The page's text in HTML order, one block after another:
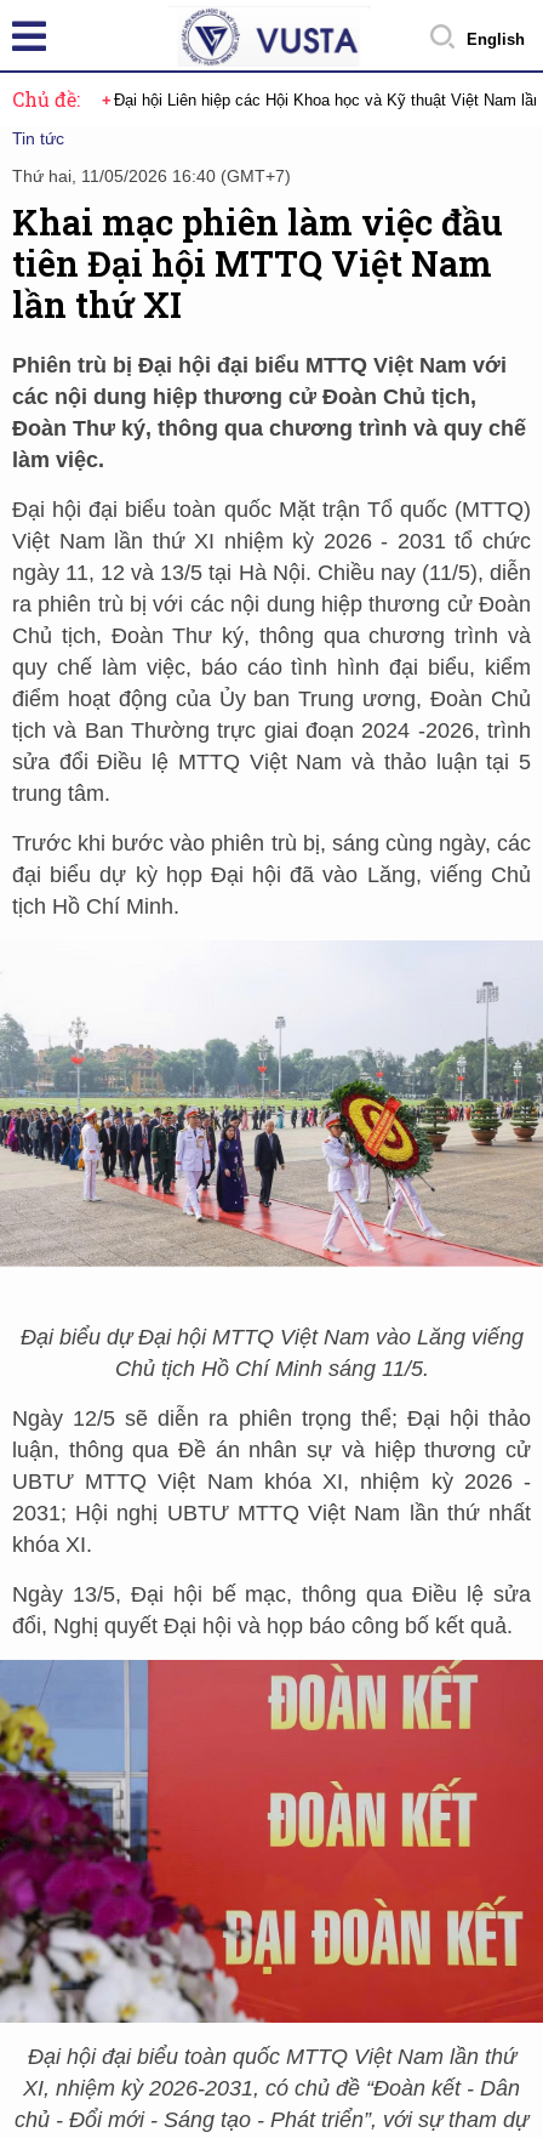
English
Chủ đề: Đại hội Liên hiệp các Hội Khoa học và Kỹ thuật Việt Nam
Tin tức
Thứ hai, 11/05/2026 16:40 (GMT+7)
Khai mạc phiên làm việc đầu
tiên Đại hội MTTQ Việt Nam
lần thứ XI
Phiên trù bị Đại hội đại biểu MTTQ Việt Nam với
các nội dung hiệp thương cử Đoàn Chủ tịch,
Đoàn Thư ký, thông qua chương trình và quy chế
làm việc.
Đại hội đại biểu toàn quốc Mặt trận Tổ quốc (MTTQ)
Việt Nam lần thứ XI nhiệm kỳ 2026 - 2031 tổ chức
ngày 11, 12 và 13/5 tại Hà Nội. Chiều nay (11/5), diễn
ra phiên trù bị với các nội dung hiệp thương cử Đoàn
Chủ tịch, Đoàn Thư ký, thông qua chương trình và
quy chế làm việc, báo cáo tình hình đại biểu, kiểm
điểm hoạt động của Ủy ban Trung ương, Đoàn Chủ
tịch và Ban Thường trực giai đoạn 2024 -2026, trình
sửa đổi Điều lệ MTTQ Việt Nam và thảo luận tại 5
trung tâm.
Trước khi bước vào phiên trù bị, sáng cùng ngày, các
đại biểu dự kỳ họp Đại hội đã vào Lăng, viếng Chủ
tịch Hồ Chí Minh.
Đại biểu dự Đại hội MTTQ Việt Nam vào Lăng viếng
Chủ tịch Hồ Chí Minh sáng 11/5.
Ngày 12/5 sẽ diễn ra phiên trọng thể; Đại hội thảo
luận, thông qua Đề án nhân sự và hiệp thương cử
UBTƯ MTTQ Việt Nam khóa XI, nhiệm kỳ 2026 -
2031; Hội nghị UBTƯ MTTQ Việt Nam lần thứ nhất
khóa XI.
Ngày 13/5, Đại hội bế mạc, thông qua Điều lệ sửa
đổi, Nghị quyết Đại hội và họp báo công bố kết quả.
Đại hội đại biểu toàn quốc MTTQ Việt Nam lần thứ
XI, nhiệm kỳ 2026-2031, có chủ đề “Đoàn kết - Dân
chủ - Đổi mới - Sáng tạo - Phát triển”, với sự tham dự